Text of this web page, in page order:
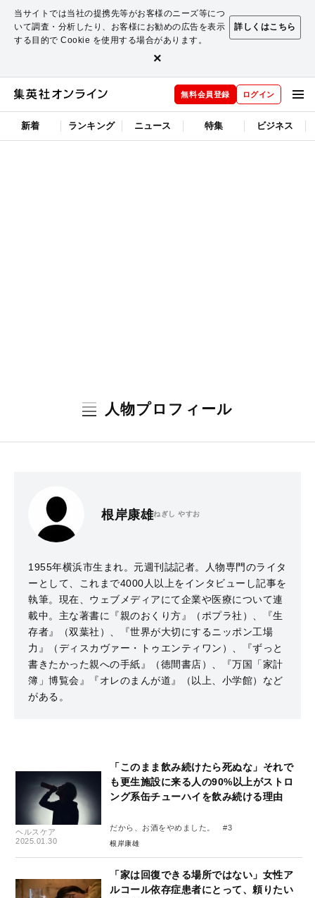
当サイトでは当社の提携先等がお客様のニーズ等につ
いて調査・分析したり、お客様にお勧めの広告を表示
する目的で Cookie を使用する場合があります。
詳しくはこちら
×
無料会員登録 ログイン
新着 ランキング ニュース 特集 ビジネス
人物プロフィール
根岸康雄ねぎし やすお
1955年横浜市生まれ。元週刊誌記者。人物専門のライタ
ーとして、これまで4000人以上をインタビューし記事を
執筆。現在、ウェブメディアにて企業や医療について連
載中。主な著書に『親のおくり方』（ポプラ社）、『生
存者』（双葉社）、『世界が大切にするニッポン工場
力』（ディスカヴァー・トゥエンティワン）、『ずっと
書きたかった親への手紙』（徳間書店）、『万国「家計
簿」博覧会』『オレのまんが道』（以上、小学館）など
がある。
ヘルスケア
2025.01.30
「このまま飲み続けたら死ぬな」それで
も更生施設に来る人の90%以上がストロ
ング系缶チューハイを飲み続ける理由
だから、お酒をやめました。 #3
根岸康雄
「家は回復できる場所ではない」女性ア
ルコール依存症患者にとって、頼りたい